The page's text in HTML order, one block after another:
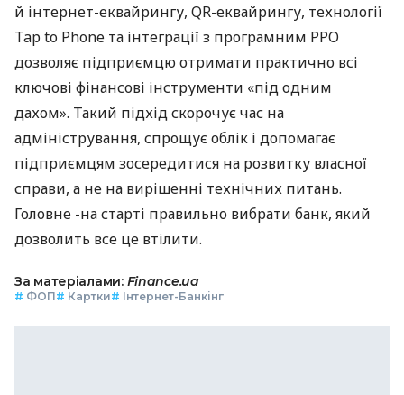
й інтернет-еквайрингу, QR-еквайрингу, технології
Tap to Phone та інтеграції з програмним РРО
дозволяє підприємцю отримати практично всі
ключові фінансові інструменти «під одним
дахом». Такий підхід скорочує час на
адміністрування, спрощує облік і допомагає
підприємцям зосередитися на розвитку власної
справи, а не на вирішенні технічних питань.
Головне -на старті правильно вибрати банк, який
дозволить все це втілити.
За матеріалами: Finance.ua
# ФОП# Картки# Інтернет-Банкінг